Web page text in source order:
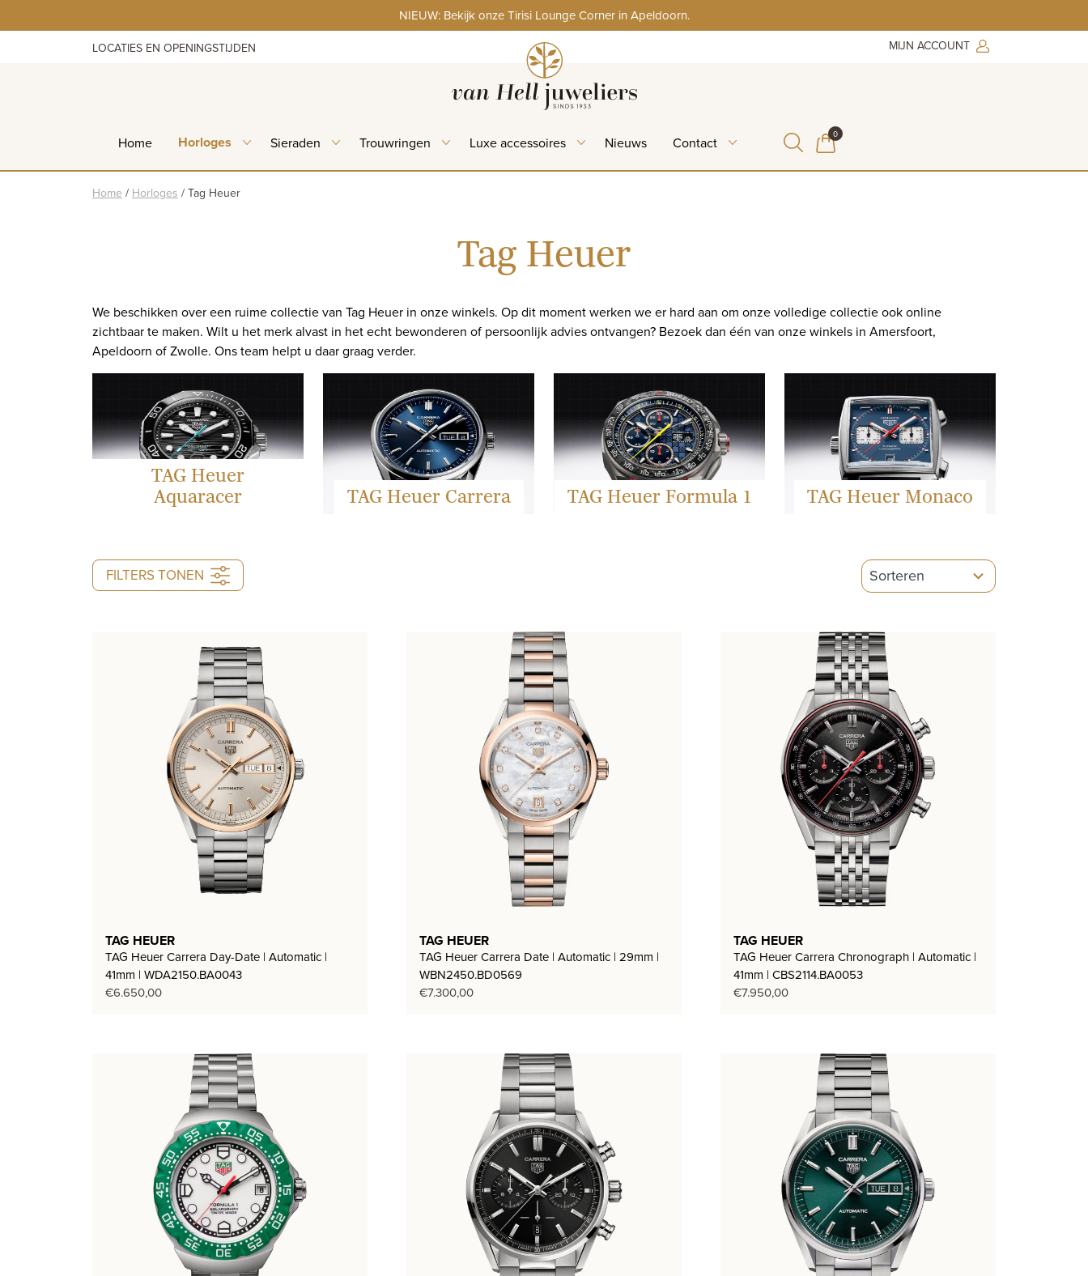
to
NIEUW: Bekijk onze Tirisi Lounge Corner in Apeldoorn.
LOCATIES EN OPENINGSTIJDEN MIJN ACCOUNT
Home Horloges Sieraden Trouwringen Luxe accessoires Nieuws Contact WINKELMAND
0ITEMS IN WINKELMAND
Home / Horloges / Tag Heuer
Tag Heuer
We beschikken over een ruime collectie van Tag Heuer in onze winkels. Op dit moment werken we er hard aan om onze volledige collectie ook online
zichtbaar te maken. Wilt u het merk alvast in het echt bewonderen of persoonlijk advies ontvangen? Bezoek dan één van onze winkels in Amersfoort,
Apeldoorn of Zwolle. Ons team helpt u daar graag verder.
TAG Heuer
Aquaracer
TAG Heuer Carrera TAG Heuer Formula 1 TAG Heuer Monaco
FILTERS TONEN
5
results
TAG HEUER
TAG Heuer Carrera Day-Date | Automatic |
41mm | WDA2150.BA0043
€6.650,00
TAG HEUER
TAG Heuer Carrera Date | Automatic | 29mm |
WBN2450.BD0569
€7.300,00
TAG HEUER
TAG Heuer Carrera Chronograph | Automatic |
41mm | CBS2114.BA0053
€7.950,00